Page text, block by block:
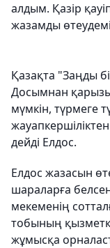
алдым. Қазір
жазамды
Қазақта "Заңды
Досымнан
мүмкін, түрмеге
дейді Елдос.
Елдос жазасын
шараларға
мекеменің
тобының
жұмысқа